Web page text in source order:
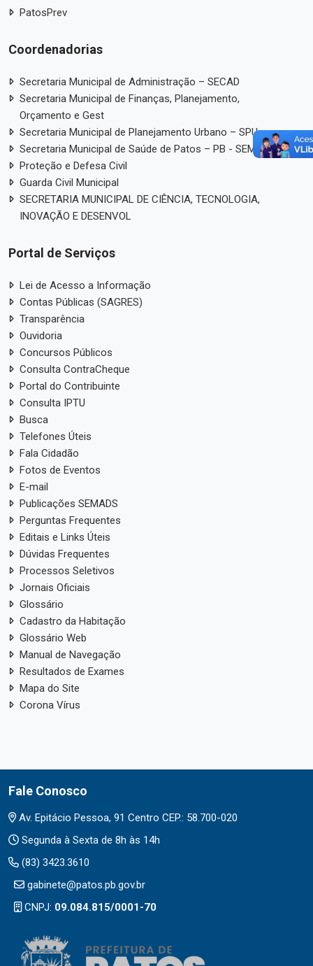
PatosPrev
Coordenadorias
Secretaria Municipal de Administração – SECAD
Secretaria Municipal de Finanças, Planejamento,
Orçamento e Gest
Secretaria Municipal de Planejamento Urbano – SPU
Secretaria Municipal de Saúde de Patos – PB - SEMUSA;
Proteção e Defesa Civil
Guarda Civil Municipal
SECRETARIA MUNICIPAL DE CIÊNCIA, TECNOLOGIA,
INOVAÇÃO E DESENVOL
Portal de Serviços
Lei de Acesso a Informação
Contas Públicas (SAGRES)
Transparência
Ouvidoria
Concursos Públicos
Consulta ContraCheque
Portal do Contribuinte
Consulta IPTU
Busca
Telefones Úteis
Fala Cidadão
Fotos de Eventos
E-mail
Publicações SEMADS
Perguntas Frequentes
Editais e Links Úteis
Dúvidas Frequentes
Processos Seletivos
Jornais Oficiais
Glossário
Cadastro da Habitação
Glossário Web
Manual de Navegação
Resultados de Exames
Mapa do Site
Corona Vírus
Fale Conosco
Av. Epitácio Pessoa, 91 Centro CEP.: 58.700-020
Segunda à Sexta de 8h às 14h
(83) 3423.3610
gabinete@patos.pb.gov.br
CNPJ: 09.084.815/0001-70